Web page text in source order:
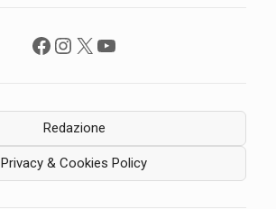
Facebook
Instagram
X YouTube
Redazione
Privacy & Cookies Policy